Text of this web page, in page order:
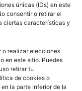
únicas (IDs) en este
consentir o retirar el
ciertas características y
o realizar elecciones
en este sitio. Puedes
retirar tu
de cookies o
la parte inferior de la
1597
211
1185